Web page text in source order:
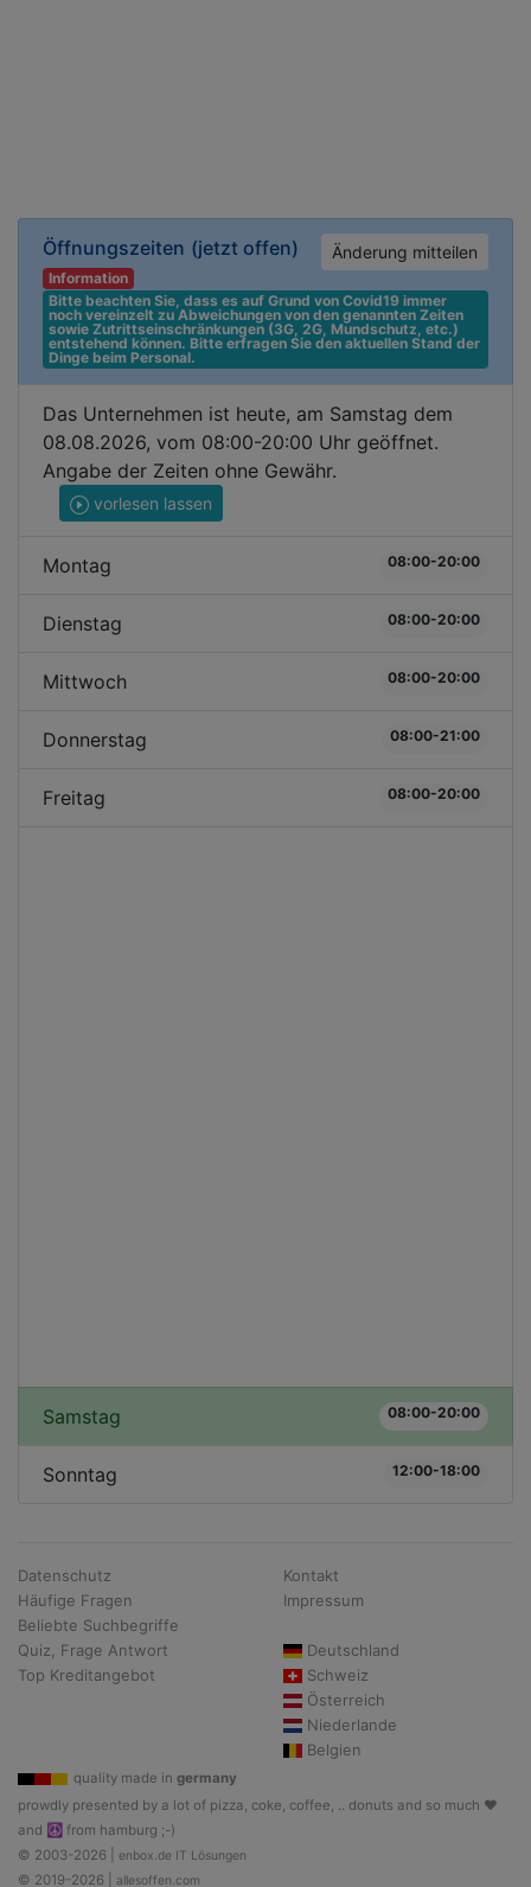
Öffnungszeiten (jetzt offen) Änderung mitteilen
Information
Bitte beachten Sie, dass es auf Grund von Covid19 immer
noch vereinzelt zu Abweichungen von den genannten Zeiten
sowie Zutrittseinschränkungen (3G, 2G, Mundschutz, etc.)
entstehend können. Bitte erfragen Sie den aktuellen Stand der
Dinge beim Personal.
Das Unternehmen ist heute, am Samstag dem
08.08.2026, vom 08:00-20:00 Uhr geöffnet.
Angabe der Zeiten ohne Gewähr.
vorlesen lassen
Montag 08:00-20:00
Dienstag 08:00-20:00
Mittwoch 08:00-20:00
Donnerstag 08:00-21:00
Freitag 08:00-20:00
Samstag 08:00-20:00
Sonntag 12:00-18:00
Datenschutz
Häufige Fragen
Beliebte Suchbegriffe
Quiz, Frage Antwort
Top Kreditangebot
Kontakt
Impressum
Deutschland
Schweiz
Österreich
Niederlande
Belgien
quality made in germany
prowdly presented by a lot of pizza, coke, coffee, .. donuts and so much ♥
and ☮ from hamburg ;-)
© 2003-2026 | enbox.de IT Lösungen
© 2019-2026 | allesoffen.com